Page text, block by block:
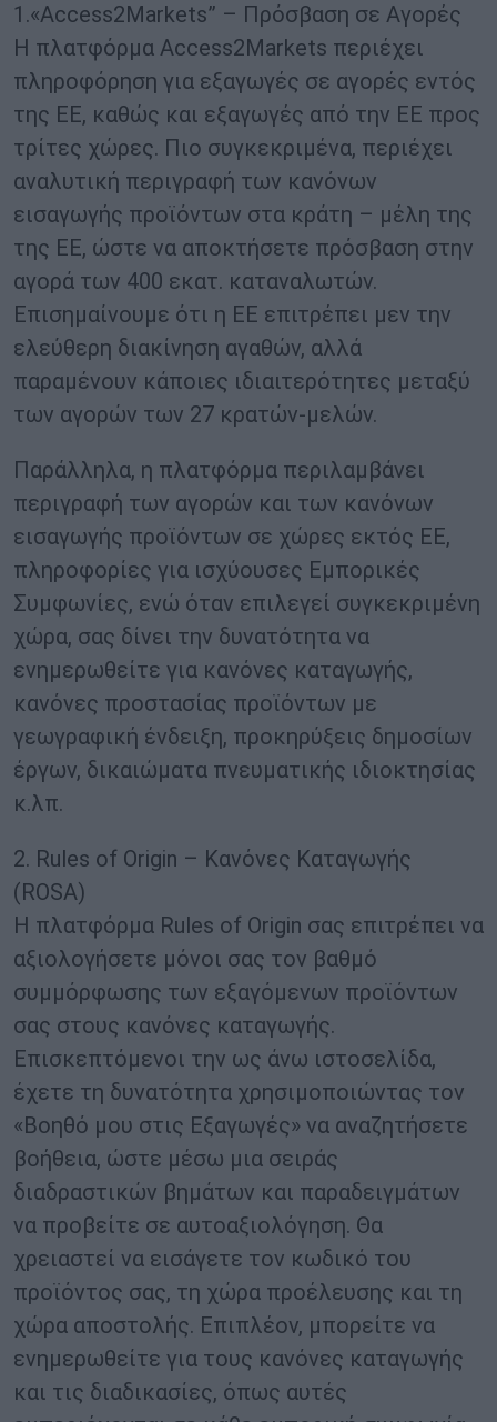
1.«Access2Markets” – Πρόσβαση σε Αγορές
Η πλατφόρμα Access2Markets περιέχει
πληροφόρηση για εξαγωγές σε αγορές εντός
της ΕΕ, καθώς και εξαγωγές από την ΕΕ προς
τρίτες χώρες. Πιο συγκεκριμένα, περιέχει
αναλυτική περιγραφή των κανόνων
εισαγωγής προϊόντων στα κράτη – μέλη της
της ΕΕ, ώστε να αποκτήσετε πρόσβαση στην
αγορά των 400 εκατ. καταναλωτών.
Επισημαίνουμε ότι η ΕΕ επιτρέπει μεν την
ελεύθερη διακίνηση αγαθών, αλλά
παραμένουν κάποιες ιδιαιτερότητες μεταξύ
των αγορών των 27 κρατών-μελών.
Παράλληλα, η πλατφόρμα περιλαμβάνει
περιγραφή των αγορών και των κανόνων
εισαγωγής προϊόντων σε χώρες εκτός ΕΕ,
πληροφορίες για ισχύουσες Εμπορικές
Συμφωνίες, ενώ όταν επιλεγεί συγκεκριμένη
χώρα, σας δίνει την δυνατότητα να
ενημερωθείτε για κανόνες καταγωγής,
κανόνες προστασίας προϊόντων με
γεωγραφική ένδειξη, προκηρύξεις δημοσίων
έργων, δικαιώματα πνευματικής ιδιοκτησίας
κ.λπ.
2. Rules of Origin – Κανόνες Καταγωγής
(ROSA)
Η πλατφόρμα Rules of Origin σας επιτρέπει να
αξιολογήσετε μόνοι σας τον βαθμό
συμμόρφωσης των εξαγόμενων προϊόντων
σας στους κανόνες καταγωγής.
Επισκεπτόμενοι την ως άνω ιστοσελίδα,
έχετε τη δυνατότητα χρησιμοποιώντας τον
«Βοηθό μου στις Εξαγωγές» να αναζητήσετε
βοήθεια, ώστε μέσω μια σειράς
διαδραστικών βημάτων και παραδειγμάτων
να προβείτε σε αυτοαξιολόγηση. Θα
χρειαστεί να εισάγετε τον κωδικό του
προϊόντος σας, τη χώρα προέλευσης και τη
χώρα αποστολής. Επιπλέον, μπορείτε να
ενημερωθείτε για τους κανόνες καταγωγής
και τις διαδικασίες, όπως αυτές